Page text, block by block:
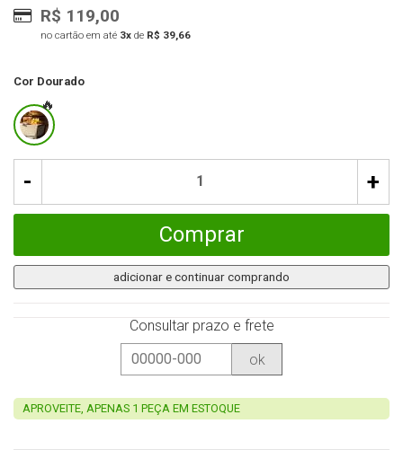
R$ 119,00
no cartão em até 3x de R$ 39,66
Cor Dourado
- +
Comprar
adicionar e continuar comprando
Consultar prazo e frete
ok
APROVEITE, APENAS 1 PEÇA EM ESTOQUE